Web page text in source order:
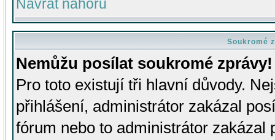
Návrat nahoru
Soukromé
Nemůžu posílat soukromé zprávy!
Pro toto existují tři hlavní důvody.
přihlášení, administrátor zakázal
fórum nebo to administrátor zakázal